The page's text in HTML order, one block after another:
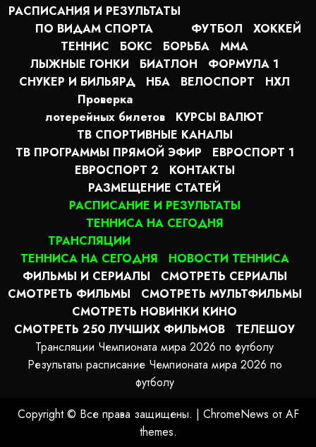
РАСПИСАНИЯ И РЕЗУЛЬТАТЫ
ПО ВИДАМ СПОРТА
ФУТБОЛ
ХОККЕЙ
ТЕННИС
БОКС БОРЬБА
MMA
ЛЫЖНЫЕ ГОНКИ
БИАТЛОН
ФОРМУЛА 1
СНУКЕР И БИЛЬЯРД
НБА ВЕЛОСПОРТ
НХЛ
Проверка
лотерейных билетов
КУРСЫ ВАЛЮТ
ТВ СПОРТИВНЫЕ КАНАЛЫ
ТВ ПРОГРАММЫ ПРЯМОЙ ЭФИР
ЕВРОСПОРТ 1
ЕВРОСПОРТ 2
КОНТАКТЫ
РАЗМЕЩЕНИЕ СТАТЕЙ
РАСПИСАНИЕ И РЕЗУЛЬТАТЫ
ТЕННИСА НА СЕГОДНЯ
ТРАНСЛЯЦИИ
ТЕННИСА НА СЕГОДНЯ
НОВОСТИ ТЕННИСА
ФИЛЬМЫ И СЕРИАЛЫ
СМОТРЕТЬ СЕРИАЛЫ
СМОТРЕТЬ ФИЛЬМЫ
СМОТРЕТЬ МУЛЬТФИЛЬМЫ
СМОТРЕТЬ НОВИНКИ КИНО
СМОТРЕТЬ 250 ЛУЧШИХ ФИЛЬМОВ
ТЕЛЕШОУ
Трансляции Чемпионата мира 2026 по футболу
Результаты расписание Чемпионата мира 2026 по
футболу
Copyright © Все права защищены. | ChromeNews от AF
themes.